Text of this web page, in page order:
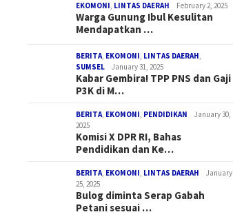
EKOMONI, LINTAS DAERAH February 2, 2025
Warga Gunung Ibul Kesulitan
Mendapatkan …
BERITA, EKOMONI, LINTAS DAERAH,
SUMSEL
January 31, 2025
Kabar Gembira! TPP PNS dan Gaji
P3K di M…
BERITA, EKOMONI, PENDIDIKAN
January 30,
2025
Komisi X DPR RI, Bahas
Pendidikan dan Ke…
BERITA, EKOMONI, LINTAS DAERAH
January
25, 2025
Bulog diminta Serap Gabah
Petani sesuai …